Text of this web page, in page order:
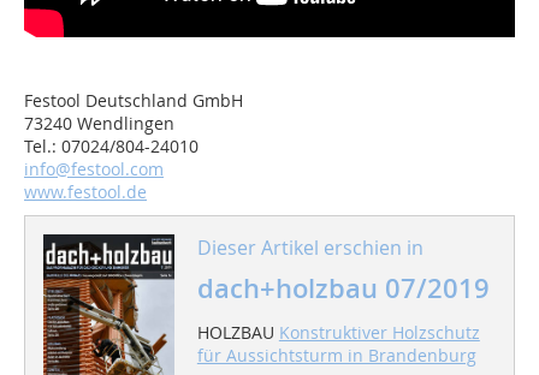
Festool Deutschland GmbH
73240 Wendlingen
Tel.: 07024/804-24010
info@festool.com
www.festool.de
Dieser Artikel erschien in
dach+holzbau 07/2019
HOLZBAU Konstruktiver Holzschutz
für Aussichtsturm in Brandenburg